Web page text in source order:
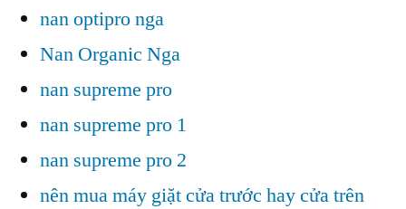
nan optipro nga
Nan Organic Nga
nan supreme pro
nan supreme pro 1
nan supreme pro 2
nên mua máy giặt cửa trước hay cửa trên